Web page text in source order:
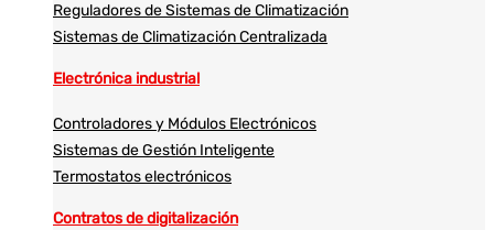
Reguladores de Sistemas de Climatización
Sistemas de Climatización Centralizada
Electrónica industrial
Controladores y Módulos Electrónicos
Sistemas de Gestión Inteligente
Termostatos electrónicos
Contratos de digitalización